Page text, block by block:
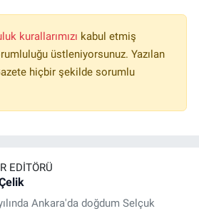
kurallarımızı kabul etmiş
üstleniyorsunuz. Yazılan
hiçbir şekilde sorumlu
EDITÖRÜ
Ankara'da doğdum Selçuk